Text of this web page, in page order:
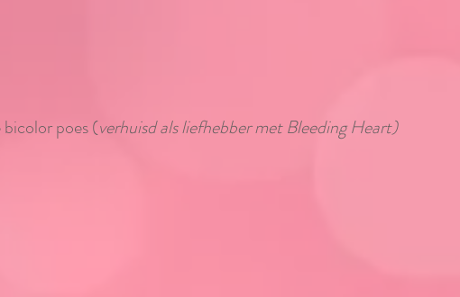
poes (verhuisd als liefhebber met Bleeding Heart)